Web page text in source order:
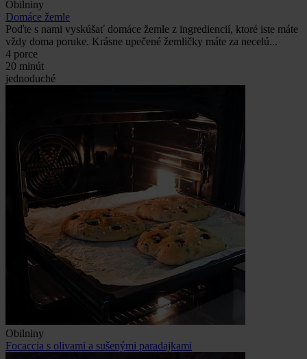
Obilniny
Domáce žemle
Poďte s nami vyskúšať domáce žemle z ingrediencií, ktoré iste máte
vždy doma poruke. Krásne upečené žemličky máte za necelú...
4 porce
20 minút
jednoduché
Obilniny
Focaccia s olivami a sušenými paradajkami